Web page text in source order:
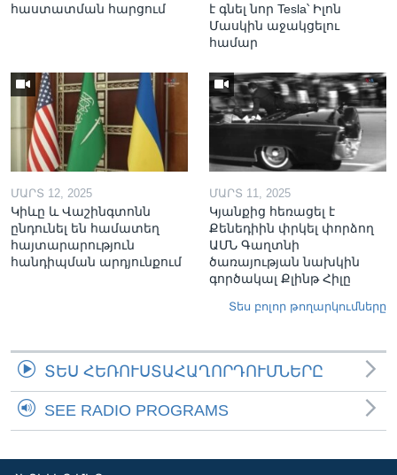
հաստատման հարցում
է գնել նոր Tesla՝ Իլոն
Մասկին աջակցելու
համար
ՄԱՐՏ 12, 2025
Կիևը և Վաշինգտոնն
ընդունել են համատեղ
հայտարարություն
հանդիպման արդյունքում
ՄԱՐՏ 11, 2025
Կյանքից հեռացել է
Քենեդիին փրկել փորձող
ԱՄՆ Գաղտնի
ծառայության նախկին
գործակալ Քլինթ Հիլը
Տես բոլոր թողարկումները
ՏԵՍ ՀԵՌՈՒՍՏԱՀԱՂՈՐԴՈՒՄՆԵՐԸ
SEE RADIO PROGRAMS